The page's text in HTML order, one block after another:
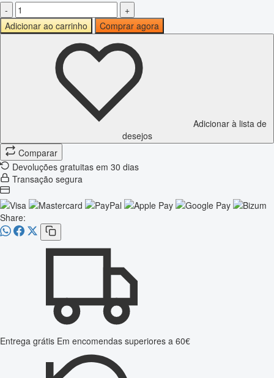
-
+
Adicionar ao carrinho
Comprar agora
Adicionar à lista de
desejos
Comparar
Devoluções gratuitas em 30 dias
Transação segura
Share:
Entrega grátis Em encomendas superiores a 60€